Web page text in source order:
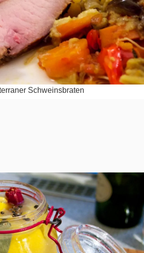
Schweinsbraten